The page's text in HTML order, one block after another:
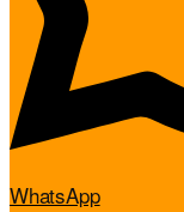
WhatsApp